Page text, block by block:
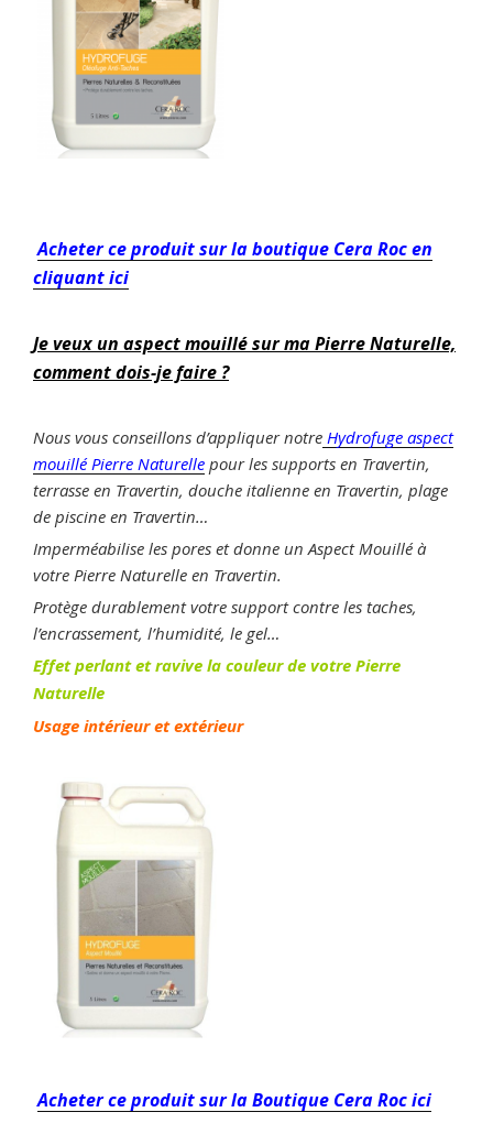
Acheter ce produit sur la boutique Cera Roc en
cliquant ici
Je veux un aspect mouillé sur ma Pierre Naturelle,
comment dois-je faire ?
Nous vous conseillons d’appliquer notre Hydrofuge aspect
mouillé Pierre Naturelle pour les supports en Travertin,
terrasse en Travertin, douche italienne en Travertin, plage
de piscine en Travertin…
Imperméabilise les pores et donne un Aspect Mouillé à
votre Pierre Naturelle en Travertin.
Protège durablement votre support contre les taches,
l’encrassement, l’humidité, le gel…
Effet perlant et ravive la couleur de votre Pierre
Naturelle
Usage intérieur et extérieur
Acheter ce produit sur la Boutique Cera Roc ici